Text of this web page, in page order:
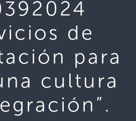
de
para
cultura